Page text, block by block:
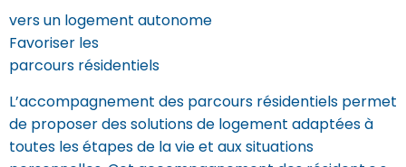
vers un logement autonome
Favoriser les
parcours résidentiels
L’accompagnement des parcours résidentiels permet
de proposer des solutions de logement adaptées à
toutes les étapes de la vie et aux situations